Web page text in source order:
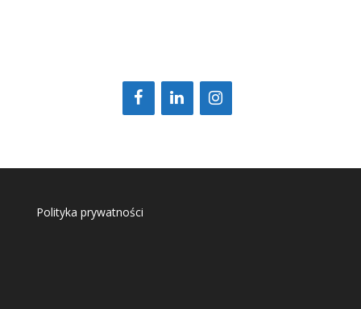
Polityka prywatności